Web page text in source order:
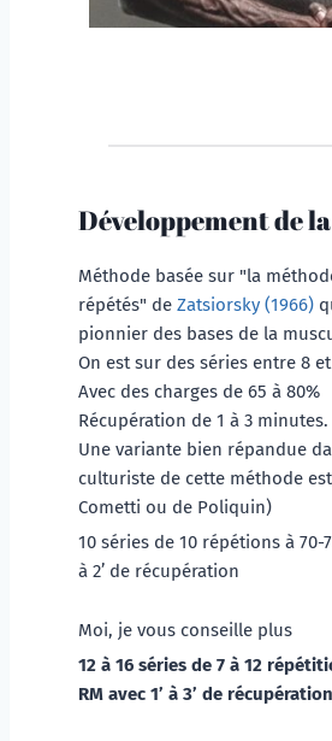
Développement de la
Méthode basée sur "la
répétés" de Zatsiorsky (1966)
pionnier des bases de la
On est sur des séries entre 8
Avec des charges de 65 à 80%
Récupération de 1 à 3 minutes.
Une variante bien répandue
culturiste de cette méthode
Cometti ou de Poliquin)
10 séries de 10 répétions à 70-
à 2’ de récupération
Moi, je vous conseille plus
12 à 16 séries de 7 à 12
RM avec 1’ à 3’ de récupération